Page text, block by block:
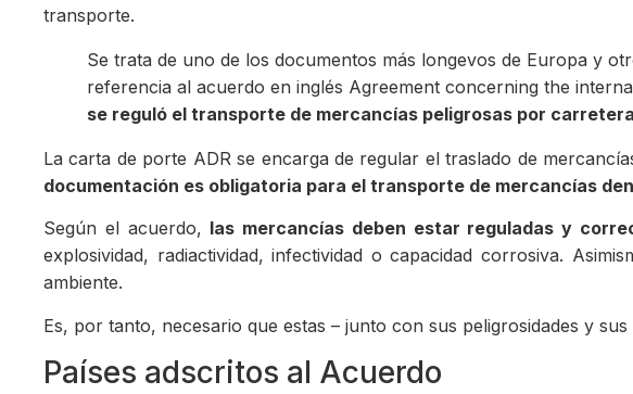
transporte.
Se trata de uno de los documentos más longevos de Europa y
referencia al acuerdo en inglés Agreement concerning the
se reguló el transporte de mercancías peligrosas por
La carta de porte ADR se encarga de regular el traslado de
documentación es obligatoria para el transporte de mercancías
Según el acuerdo, las mercancías deben estar reguladas y
explosividad, radiactividad, infectividad o capacidad corrosiva.
ambiente.
Es, por tanto, necesario que estas – junto con sus peligrosidades y
Países adscritos al Acuerdo